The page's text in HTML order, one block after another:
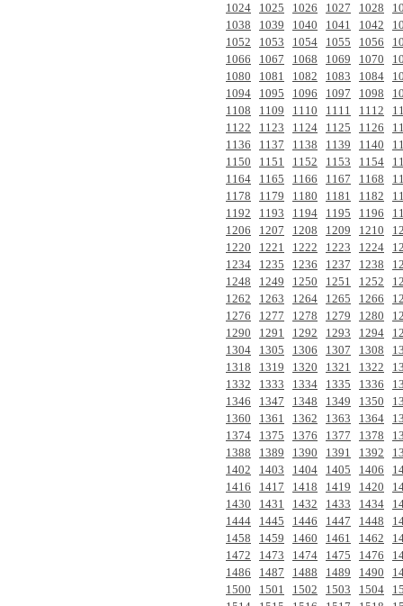
1024
1025 1026 1027 1028
1038
1039 1040 1041 1042
1052
1053 1054 1055 1056
1066
1067 1068 1069 1070
1080
1081 1082 1083 1084
1094
1095 1096 1097 1098
1108
1109 1110 1111 1112
1122
1123 1124 1125 1126
1136
1137 1138 1139 1140
1150
1151 1152 1153 1154
1164
1165 1166 1167 1168
1178
1179 1180 1181 1182
1192
1193 1194 1195 1196
1206
1207 1208 1209 1210
1220
1221 1222 1223 1224
1234
1235 1236 1237 1238
1248
1249 1250 1251 1252
1262
1263 1264 1265 1266
1276
1277 1278 1279 1280
1290
1291 1292 1293 1294
1304
1305 1306 1307 1308
1318
1319 1320 1321 1322
1332
1333 1334 1335 1336
1346
1347 1348 1349 1350
1360
1361 1362 1363 1364
1374
1375 1376 1377 1378
1388
1389 1390 1391 1392
1402
1403 1404 1405 1406
1416
1417 1418 1419 1420
1430
1431 1432 1433 1434
1444
1445 1446 1447 1448
1458
1459 1460 1461 1462
1472
1473 1474 1475 1476
1486
1487 1488 1489 1490
1500
1501 1502 1503 1504